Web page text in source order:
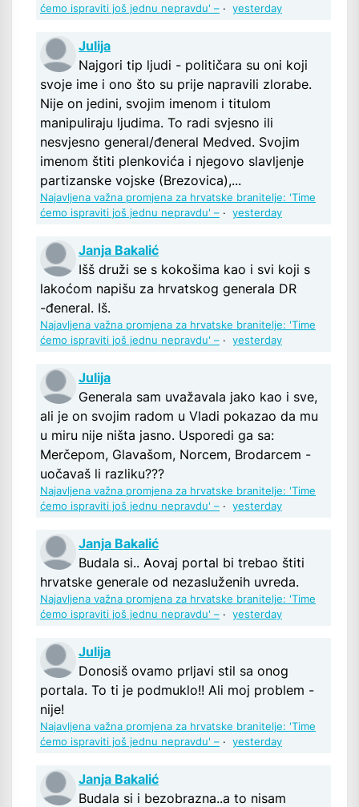
ćemo ispraviti još jednu nepravdu' – · yesterday
Julija
Najgori tip ljudi - političara su oni koji
svoje ime i ono što su prije napravili zlorabe.
Nije on jedini, svojim imenom i titulom
manipuliraju ljudima. To radi svjesno ili
nesvjesno general/đeneral Medved. Svojim
imenom štiti plenkovića i njegovo slavljenje
partizanske vojske (Brezovica),...
Najavljena važna promjena za hrvatske branitelje: 'Time
ćemo ispraviti još jednu nepravdu' – · yesterday
Janja Bakalić
Išš druži se s kokošima kao i svi koji s
lakoćom napišu za hrvatskog generala DR
-đeneral. Iš.
Najavljena važna promjena za hrvatske branitelje: 'Time
ćemo ispraviti još jednu nepravdu' – · yesterday
Julija
Generala sam uvažavala jako kao i sve,
ali je on svojim radom u Vladi pokazao da mu
u miru nije ništa jasno. Usporedi ga sa:
Merčepom, Glavašom, Norcem, Brodarcem -
uočavaš li razliku???
Najavljena važna promjena za hrvatske branitelje: 'Time
ćemo ispraviti još jednu nepravdu' – · yesterday
Janja Bakalić
Budala si.. Aovaj portal bi trebao štiti
hrvatske generale od nezasluženih uvreda.
Najavljena važna promjena za hrvatske branitelje: 'Time
ćemo ispraviti još jednu nepravdu' – · yesterday
Julija
Donosiš ovamo prljavi stil sa onog
portala. To ti je podmuklo!! Ali moj problem -
nije!
Najavljena važna promjena za hrvatske branitelje: 'Time
ćemo ispraviti još jednu nepravdu' – · yesterday
Janja Bakalić
Budala si i bezobrazna..a to nisam